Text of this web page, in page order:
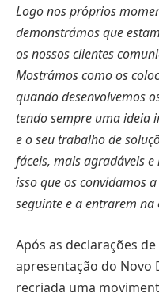
Logo nos próprios
demonstrámos que
os nossos clientes
Mostrámos como os
quando desenvolvemos
tendo sempre uma ideia
e o seu trabalho de
fáceis, mais agradáveis
isso que os convidamos
seguinte e a entrarem na
Após as declarações
apresentação do Novo
recriada uma